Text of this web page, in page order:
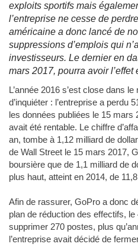
exploits sportifs mais
l’entreprise ne cesse de
américaine a donc lancé de
suppressions d’emplois qui
investisseurs. Le dernier en
mars 2017, pourra avoir l’effet
L’année 2016 s’est close dans
d’inquiéter : l’entreprise a perdu
les données publiées le 15 mars
avait été rentable. Le chiffre
an, tombe à 1,12 milliard de
de Wall Street le 15 mars 2017,
boursière que de 1,1 milliard de
plus haut, atteint en 2014, de
Afin de rassurer, GoPro a donc
plan de réduction des effectifs,
supprimer 270 postes, plus
l’entreprise avait décidé de